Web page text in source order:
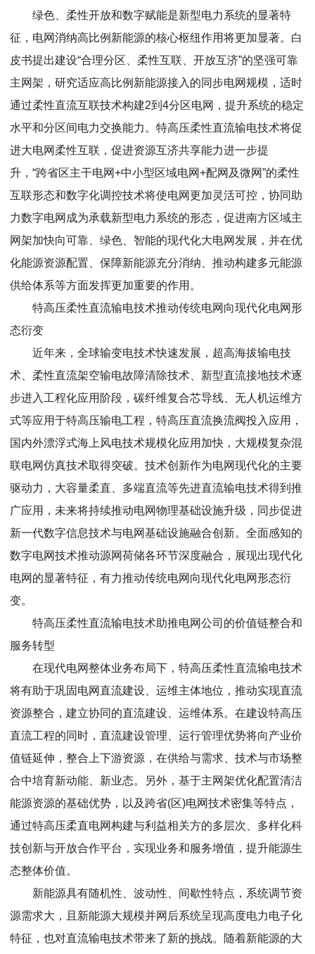
绿色、柔性开放和数字赋能是新型电力系统的显著特
征，电网消纳高比例新能源的核心枢纽作用将更加显著。白
皮书提出建设“合理分区、柔性互联、开放互济”的坚强可靠
主网架，研究适应高比例新能源接入的同步电网规模，适时
通过柔性直流互联技术构建2到4分区电网，提升系统的稳定
水平和分区间电力交换能力。特高压柔性直流输电技术将促
进大电网柔性互联，促进资源互济共享能力进一步提
升，“跨省区主干电网+中小型区域电网+配网及微网”的柔性
互联形态和数字化调控技术将使电网更加灵活可控，协同助
力数字电网成为承载新型电力系统的形态，促进南方区域主
网架加快向可靠、绿色、智能的现代化大电网发展，并在优
化能源资源配置、保障新能源充分消纳、推动构建多元能源
供给体系等方面发挥更加重要的作用。
特高压柔性直流输电技术推动传统电网向现代化电网形
态衍变
近年来，全球输变电技术快速发展，超高海拔输电技
术、柔性直流架空输电故障清除技术、新型直流接地技术逐
步进入工程化应用阶段，碳纤维复合芯导线、无人机运维方
式等应用于特高压输电工程，特高压直流换流阀投入应用，
国内外漂浮式海上风电技术规模化应用加快，大规模复杂混
联电网仿真技术取得突破。技术创新作为电网现代化的主要
驱动力，大容量柔直、多端直流等先进直流输电技术得到推
广应用，未来将持续推动电网物理基础设施升级，同步促进
新一代数字信息技术与电网基础设施融合创新。全面感知的
数字电网技术推动源网荷储各环节深度融合，展现出现代化
电网的显著特征，有力推动传统电网向现代化电网形态衍
变。
特高压柔性直流输电技术助推电网公司的价值链整合和
服务转型
在现代电网整体业务布局下，特高压柔性直流输电技术
将有助于巩固电网直流建设、运维主体地位，推动实现直流
资源整合，建立协同的直流建设、运维体系。在建设特高压
直流工程的同时，直流建设管理、运行管理优势将向产业价
值链延伸，整合上下游资源，在供给与需求、技术与市场整
合中培育新动能、新业态。另外，基于主网架优化配置清洁
能源资源的基础优势，以及跨省(区)电网技术密集等特点，
通过特高压柔直电网构建与利益相关方的多层次、多样化科
技创新与开放合作平台，实现业务和服务增值，提升能源生
态整体价值。
新能源具有随机性、波动性、间歇性特点，系统调节资
源需求大，且新能源大规模并网后系统呈现高度电力电子化
特征，也对直流输电技术带来了新的挑战。随着新能源的大